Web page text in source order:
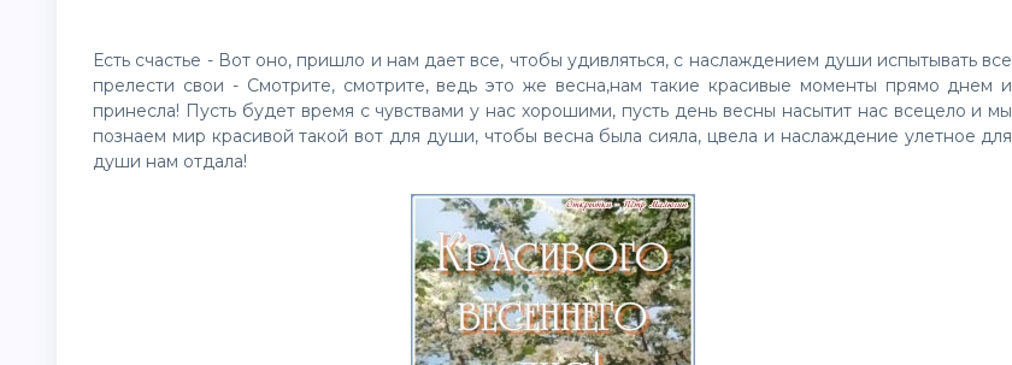
Есть счастье - Вот оно, пришло и нам дает все, чтобы удивляться, с наслаждением души испытывать все
прелести свои - Смотрите, смотрите, ведь это же весна,нам такие красивые моменты прямо днем и
принесла! Пусть будет время с чувствами у нас хорошими, пусть день весны насытит нас всецело и мы
познаем мир красивой такой вот для души, чтобы весна была сияла, цвела и наслаждение улетное для
души нам отдала!